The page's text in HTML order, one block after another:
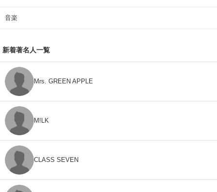
音楽
新着著名人一覧
Mrs. GREEN APPLE
M!LK
CLASS SEVEN